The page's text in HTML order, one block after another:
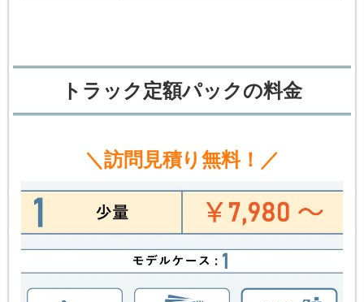
トラック定額パックの料金
＼訪問見積り無料！／